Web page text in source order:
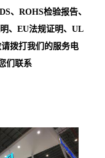
、ROHS检验报告、
、EU法规证明、UL
拨打我们的服务电
们联系